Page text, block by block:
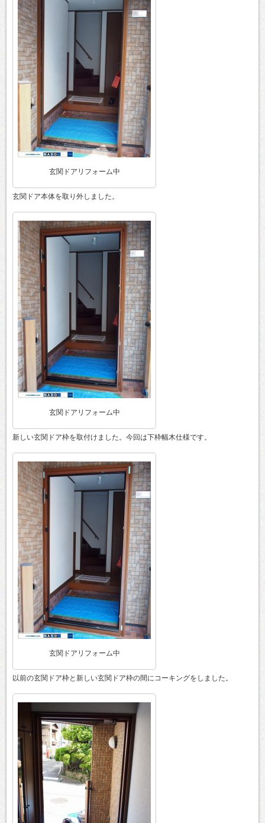
玄関ドアリフォーム中
玄関ドア本体を取り外しました。
玄関ドアリフォーム中
新しい玄関ドア枠を取付けました。今回は下枠幅木仕様です。
玄関ドアリフォーム中
以前の玄関ドア枠と新しい玄関ドア枠の間にコーキングをしました。